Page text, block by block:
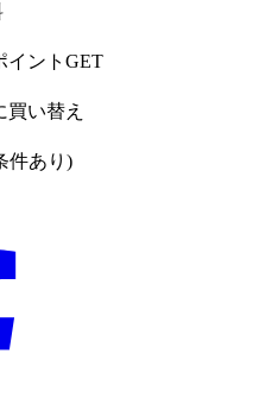
イントGET
い替え
件あり)